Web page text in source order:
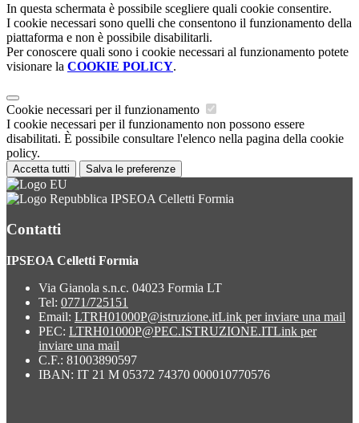
In questa schermata è possibile scegliere quali cookie consentire.
I cookie necessari sono quelli che consentono il funzionamento della
piattaforma e non è possibile disabilitarli.
Per conoscere quali sono i cookie necessari al funzionamento potete
visionare la COOKIE POLICY.
Cookie necessari per il funzionamento
I cookie necessari per il funzionamento non possono essere
disabilitati. È possibile consultare l'elenco nella pagina della cookie
policy.
Accetta tutti Salva le preferenze
IPSEOA Celletti Formia
Contatti
IPSEOA Celletti Formia
Via Gianola s.n.c. 04023 Formia LT
Tel: 0771/725151
Email: LTRH01000P@istruzione.itLink per inviare una mail
PEC: LTRH01000P@PEC.ISTRUZIONE.ITLink per
inviare una mail
C.F.: 81003890597
IBAN: IT 21 M 05372 74370 000010770576